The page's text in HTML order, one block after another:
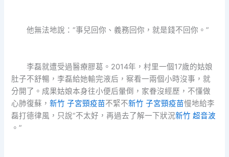
他無法地說：“事兒回你、義務回你，就是錢不回你。”
李磊就遭受過醫療膠葛。2014年，村里一個17歲的姑娘
肚子不舒暢，李磊給她輸完液后，察看一兩個小時沒事，就
分開了。成果姑娘本身往小便后暈倒，家眷沒經歷，不懂做
心肺復蘇，新竹 子宮頸疫苗不緊不新竹 子宮頸疫苗慢地給李
磊打德律風，只說“不太好，再過去了解一下狀況新竹 超音波
。”